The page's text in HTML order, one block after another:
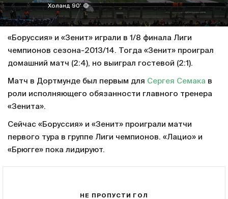
Холанд 90'
«Боруссия» и «Зенит» играли в 1/8 финала Лиги
чемпионов сезона-2013/14. Тогда «Зенит» проиграл
домашний матч (2:4), но выиграл гостевой (2:1).
Матч в Дортмунде был первым для Сергея Семака в
роли исполняющего обязанности главного тренера
«Зенита».
Сейчас «Боруссия» и «Зенит» проиграли матчи
первого тура в группе Лиги чемпионов. «Лацио» и
«Брюгге» пока лидируют.
НЕ ПРОПУСТИ ГОЛ